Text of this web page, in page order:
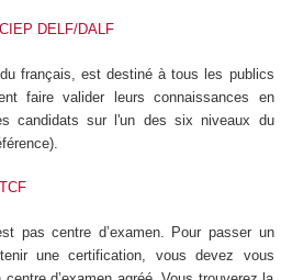
CIEP DELF/DALF
français, est destiné à tous les publics
faire valider leurs connaissances en
candidats sur l'un des six niveaux du
TCF
pas centre d’examen. Pour passer un
une certification, vous devez vous